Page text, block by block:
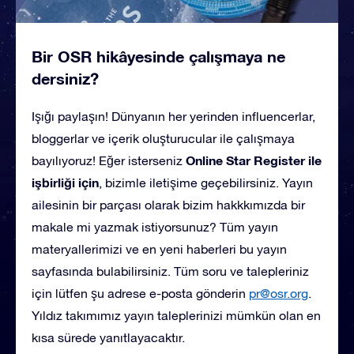
Bir OSR hikâyesinde çalışmaya ne
dersiniz?
Işığı paylaşın! Dünyanın her yerinden influencerlar,
bloggerlar ve içerik oluşturucular ile çalışmaya
bayılıyoruz! Eğer isterseniz Online Star Register ile
işbirliği için, bizimle iletişime geçebilirsiniz. Yayın
ailesinin bir parçası olarak bizim hakkkımızda bir
makale mi yazmak istiyorsunuz? Tüm yayın
materyallerimizi ve en yeni haberleri bu yayın
sayfasında bulabilirsiniz. Tüm soru ve talepleriniz
için lütfen şu adrese e-posta gönderin pr@osr.org.
Yıldız takımımız yayın taleplerinizi mümkün olan en
kısa sürede yanıtlayacaktır.